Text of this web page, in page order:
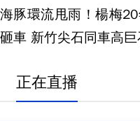
豚環流甩雨！楊梅
車 新竹尖石同車高
正在直播